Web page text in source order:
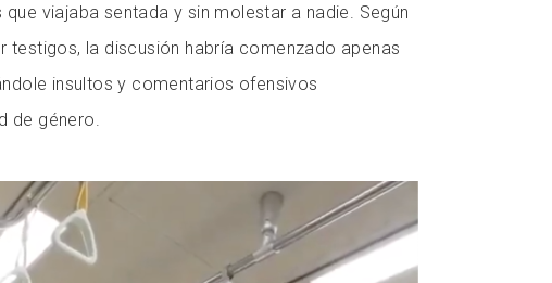
viajaba sentada y sin molestar a nadie. Según
la discusión habría comenzado apenas
insultos y comentarios ofensivos
de género.